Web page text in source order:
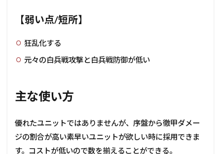
【弱い点/短所】
狂乱化する
元々の白兵戦攻撃と白兵戦防御が低い
主な使い方
優れたユニットではありませんが、序盤から徹甲ダメー
ジの割合が高い素早いユニットが欲しい時に採用できま
す。コストが低いので数を揃えることができる。